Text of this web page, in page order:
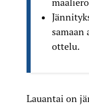
samaan
ottelu.
Lauantai on